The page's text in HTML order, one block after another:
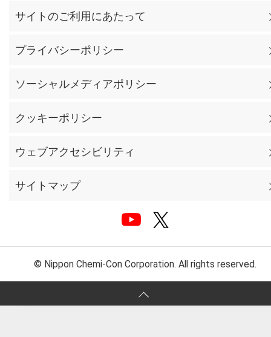
サイトのご利用にあたって
プライバシーポリシー
ソーシャルメディアポリシー
クッキーポリシー
ウェブアクセシビリティ
サイトマップ
© Nippon Chemi-Con Corporation. All rights reserved.